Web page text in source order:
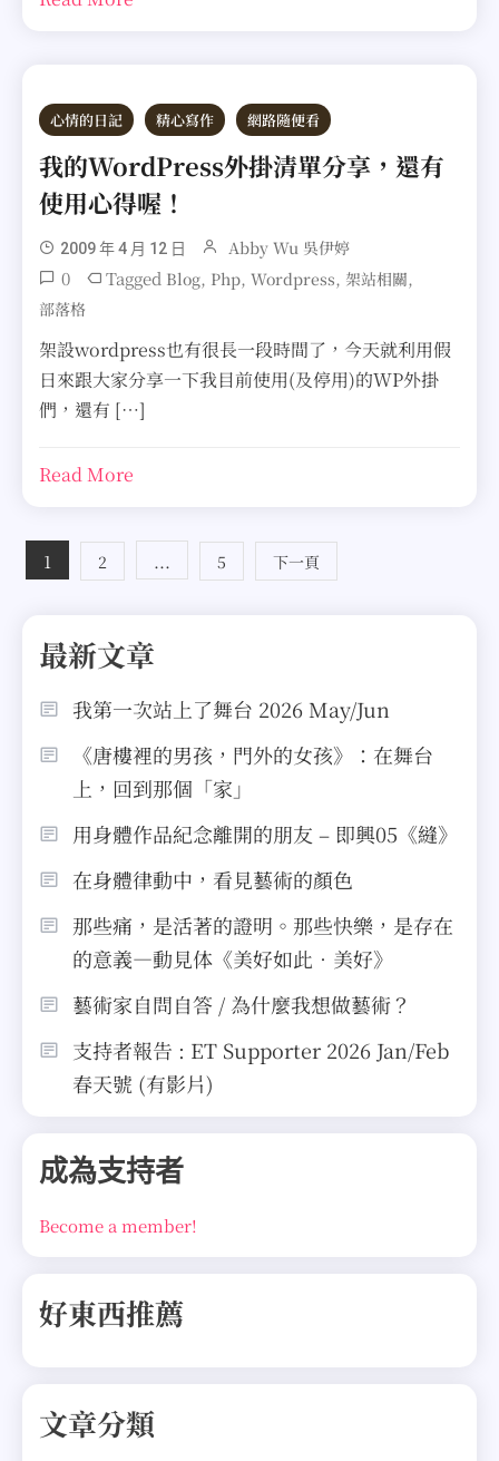
心情的日記 精心寫作 網路隨便看
我的WordPress外掛清單分享，還有
使用心得喔！
2009 年 4 月 12 日 Abby Wu 吳伊婷
0 Tagged Blog, Php,Wordpress, 架站相關,
部落格
架設wordpress也有很長一段時間了，今天就利用假
日來跟大家分享一下我目前使用(及停用)的WP外掛
們，還有 […]
Read More
文
分
頁
1 2 ... 5 下一頁
最新文章
我第一次站上了舞台 2026 May/Jun
《唐樓裡的男孩，門外的女孩》：在舞台
上，回到那個「家」
用身體作品紀念離開的朋友 – 即興05《縫》
在身體律動中，看見藝術的顏色
那些痛，是活著的證明。那些快樂，是存在
的意義—動見体《美好如此．美好》
藝術家自問自答 / 為什麼我想做藝術？
支持者報告 : ET Supporter 2026 Jan/Feb
春天號 (有影片)
成為支持者
Become a member!
好東西推薦
文章分類